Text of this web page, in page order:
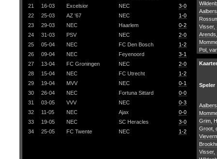
21
16-03 Excelsior NEC
3-0
22
25-03 AZ '67 NEC
1-0
23
29-03 NEC Haarlem
0-2
24
31-03 PSV NEC
2-0
25
05-04 NEC FC Den Bosch
1-2
26
09-04 NEC Feyenoord
3-1
27
13-04 FC Groningen NEC
2-0
28
15-04 NEC FC Utrecht
1-2
29
19-04 MVV NEC
0-1
30
26-04 NEC Fortuna Sittard
0-0
31
03-05 VVV NEC
0-3
32
11-05 NEC Ajax
0-0
33
19-05 NEC SC Heracles
3-0
34
25-05 FC Twente NEC 1-2
Visser,
Pol,
Speler
Grim,
Groot,
Visser,